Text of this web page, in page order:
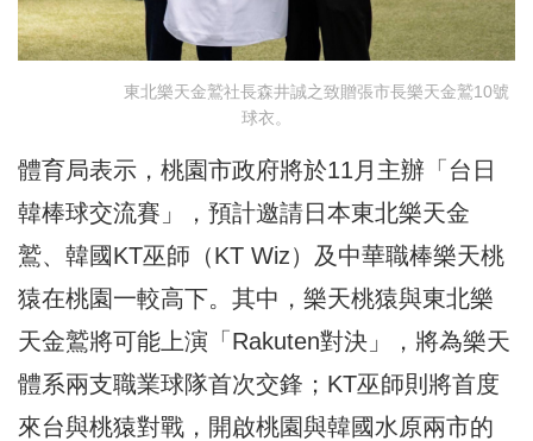
東北樂天金鷲社長森井誠之致贈張市長樂天金鷲10號
球衣。
體育局表示，桃園市政府將於11月主辦「台日
韓棒球交流賽」，預計邀請日本東北樂天金
鷲、韓國KT巫師（KT Wiz）及中華職棒樂天桃
猿在桃園一較高下。其中，樂天桃猿與東北樂
天金鷲將可能上演「Rakuten對決」，將為樂天
體系兩支職業球隊首次交鋒；KT巫師則將首度
來台與桃猿對戰，開啟桃園與韓國水原兩市的